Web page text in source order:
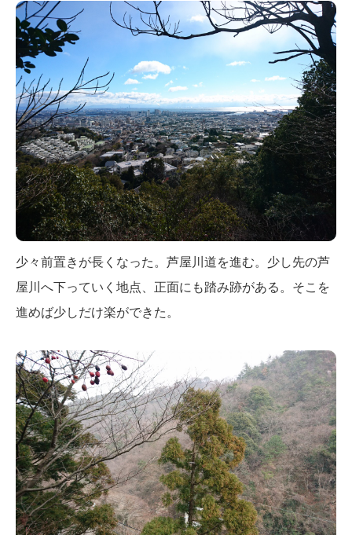
少々前置きが長くなった。芦屋川道を進む。少し先の芦
屋川へ下っていく地点、正面にも踏み跡がある。そこを
進めば少しだけ楽ができた。